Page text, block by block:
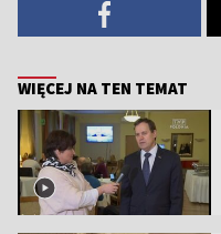
WIĘCEJ NA TEN TEMAT